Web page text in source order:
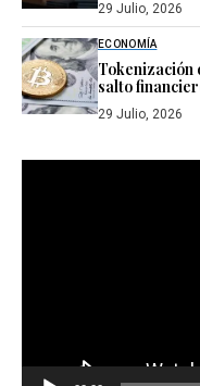
29 Julio, 2026
ECONOMÍA
Tokenización
salto
29 Julio, 2026